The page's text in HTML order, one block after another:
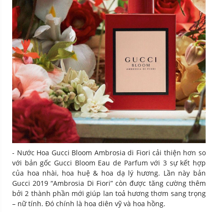
- Nước Hoa Gucci Bloom Ambrosia di Fiori cải thiện hơn so
với bản gốc Gucci Bloom Eau de Parfum với 3 sự kết hợp
của hoa nhài, hoa huệ & hoa dạ lý hương. Lần này bản
Gucci 2019 “Ambrosia Di Fiori” còn được tăng cường thêm
bởi 2 thành phần mới giúp lan toả hương thơm sang trọng
– nữ tính. Đó chính là hoa diên vỹ và hoa hồng.